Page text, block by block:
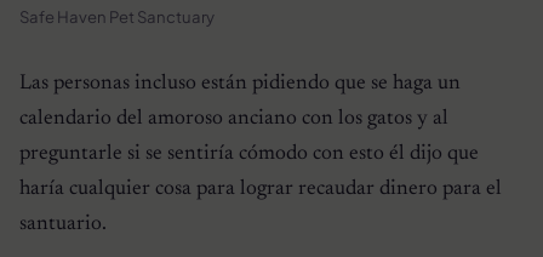
Safe Haven Pet Sanctuary
Las personas incluso están pidiendo que se haga un
calendario del amoroso anciano con los gatos y al
preguntarle si se sentiría cómodo con esto él dijo que
haría cualquier cosa para lograr recaudar dinero para el
santuario.